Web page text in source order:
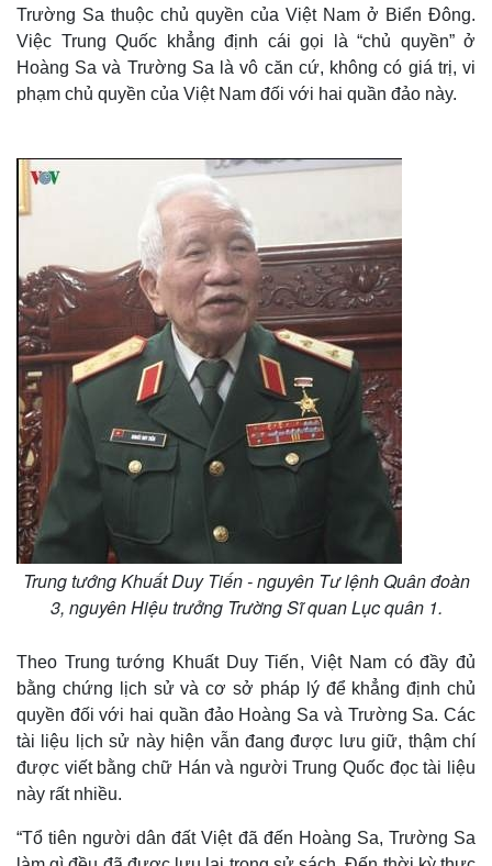
Thế giới
Quan sát
Cuộc sống đó đây
Hồ sơ
Multimedia
Video
Ảnh
Trường Sa thuộc chủ quyền của Việt Nam ở Biển Đông.
Việc Trung Quốc khẳng định cái gọi là “chủ quyền” ở
Hoàng Sa và Trường Sa là vô căn cứ, không có giá trị, vi
phạm chủ quyền của Việt Nam đối với hai quần đảo này.
Trung tướng Khuất Duy Tiến - nguyên Tư lệnh Quân đoàn
3, nguyên Hiệu trưởng Trường Sĩ quan Lục quân 1.
Theo Trung tướng Khuất Duy Tiến, Việt Nam có đầy đủ
bằng chứng lịch sử và cơ sở pháp lý để khẳng định chủ
quyền đối với hai quần đảo Hoàng Sa và Trường Sa. Các
tài liệu lịch sử này hiện vẫn đang được lưu giữ, thậm chí
được viết bằng chữ Hán và người Trung Quốc đọc tài liệu
này rất nhiều.
“Tổ tiên người dân đất Việt đã đến Hoàng Sa, Trường Sa